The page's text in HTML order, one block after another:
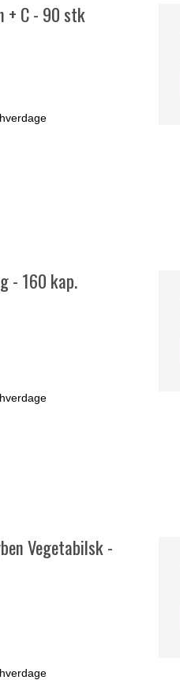
+ C - 90 stk
- 160 kap.
Vegetabilsk -